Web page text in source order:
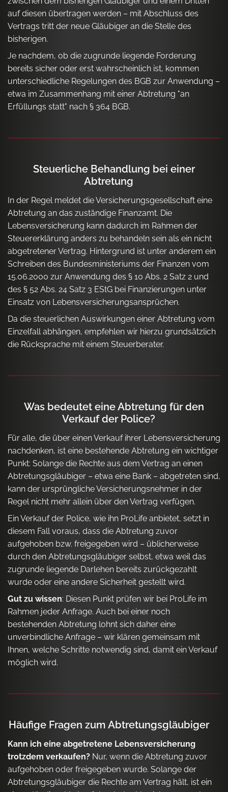
auf diesen übertragen werden – mit Abschluss des
Vertrags tritt der neue Gläubiger an die Stelle des
bisherigen.
Je nachdem, ob die zugrunde liegende Forderung
bereits sicher oder erst wahrscheinlich ist, kommen
unterschiedliche Regelungen des BGB zur Anwendung –
etwa im Zusammenhang mit einer Abtretung "an
Erfüllungs statt" nach § 364 BGB.
Steuerliche Behandlung bei einer
Abtretung
In der Regel meldet die Versicherungsgesellschaft eine
Abtretung an das zuständige Finanzamt. Die
Lebensversicherung kann dadurch im Rahmen der
Steuererklärung anders zu behandeln sein als ein nicht
abgetretener Vertrag. Hintergrund ist unter anderem ein
Schreiben des Bundesministeriums der Finanzen vom
15.06.2000 zur Anwendung des § 10 Abs. 2 Satz 2 und
des § 52 Abs. 24 Satz 3 EStG bei Finanzierungen unter
Einsatz von Lebensversicherungsansprüchen.
Da die steuerlichen Auswirkungen einer Abtretung vom
Einzelfall abhängen, empfehlen wir hierzu grundsätzlich
die Rücksprache mit einem Steuerberater.
Was bedeutet eine Abtretung für den
Verkauf der Police?
Für alle, die über einen Verkauf ihrer Lebensversicherung
nachdenken, ist eine bestehende Abtretung ein wichtiger
Punkt: Solange die Rechte aus dem Vertrag an einen
Abtretungsgläubiger – etwa eine Bank – abgetreten sind,
kann der ursprüngliche Versicherungsnehmer in der
Regel nicht mehr allein über den Vertrag verfügen.
Ein Verkauf der Police, wie ihn ProLife anbietet, setzt in
diesem Fall voraus, dass die Abtretung zuvor
aufgehoben bzw. freigegeben wird – üblicherweise
durch den Abtretungsgläubiger selbst, etwa weil das
zugrunde liegende Darlehen bereits zurückgezahlt
wurde oder eine andere Sicherheit gestellt wird.
Gut zu wissen: Diesen Punkt prüfen wir bei ProLife im
Rahmen jeder Anfrage. Auch bei einer noch
bestehenden Abtretung lohnt sich daher eine
unverbindliche Anfrage – wir klären gemeinsam mit
Ihnen, welche Schritte notwendig sind, damit ein Verkauf
möglich wird.
Häufige Fragen zum Abtretungsgläubiger
Kann ich eine abgetretene Lebensversicherung
trotzdem verkaufen? Nur, wenn die Abtretung zuvor
aufgehoben oder freigegeben wurde. Solange der
Abtretungsgläubiger die Rechte am Vertrag hält, ist ein